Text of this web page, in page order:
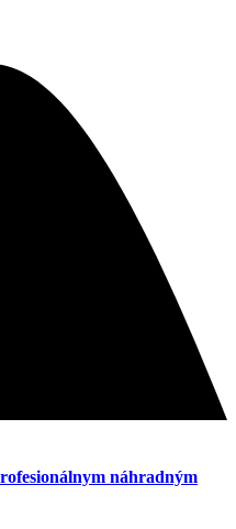
náhradným